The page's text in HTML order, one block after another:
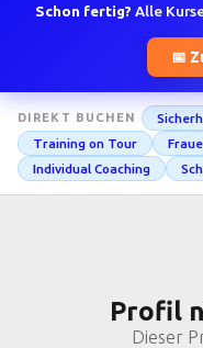
Schon fertig? Alle
📅
DIREKT BUCHEN
Training on Tour
Individual Coaching
Profil
Dieser